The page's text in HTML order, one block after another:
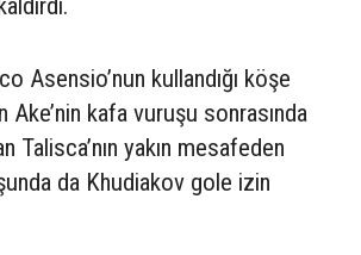
Asensio’nun kullandığı köşe
Ake’nin kafa vuruşu sonrasında
Talisca’nın yakın mesafeden
da Khudiakov gole izin